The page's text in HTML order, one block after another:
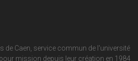
de Caen, service commun de l'université
pour mission depuis leur création en 1984